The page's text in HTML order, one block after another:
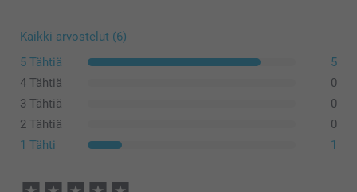
Kaikki arvostelut (6)
5 Tähtiä
5
4 Tähtiä
0
3 Tähtiä
0
2 Tähtiä
0
1 Tähti
1